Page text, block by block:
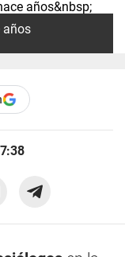
años